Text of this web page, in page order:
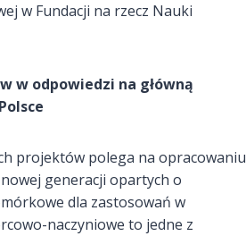
w Fundacji na rzecz Nauki
w odpowiedzi na główną
projektów polega na opracowaniu
generacji opartych o
dla zastosowań w
naczyniowe to jedne z